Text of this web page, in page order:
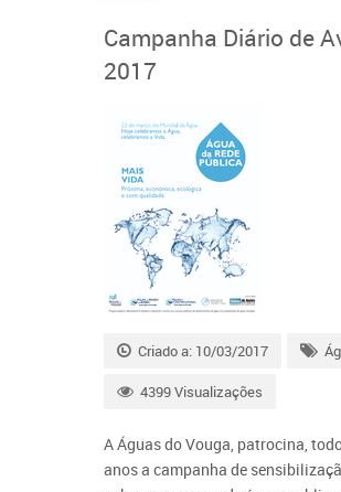
Campanha Diário de
2017
Criado a: 10/03/2017
4399 Visualizações
A Águas do Vouga, patrocina,
anos a campanha de